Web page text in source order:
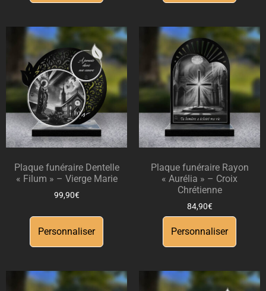
Plaque funéraire Dentelle
« Filum » – Vierge Marie
99,90€
Personnaliser
Plaque funéraire Rayon
« Aurélia » – Croix
Chrétienne
84,90€
Personnaliser